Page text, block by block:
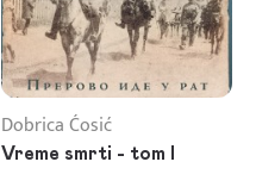
Dobrica Ćosić
Vreme smrti - tom I